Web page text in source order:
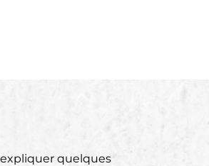
quelques